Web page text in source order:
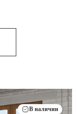
В наличии